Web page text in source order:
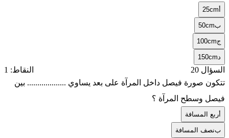
25cm
ب50cm
ج100cm
150cm
السؤال 20
النقاط: 1
تتكون صورة فيصل داخل المرآة على بعد يساوي ................... بين
فيصل وسطح المرآة ؟
ربع المسافة
بنصف المسافة